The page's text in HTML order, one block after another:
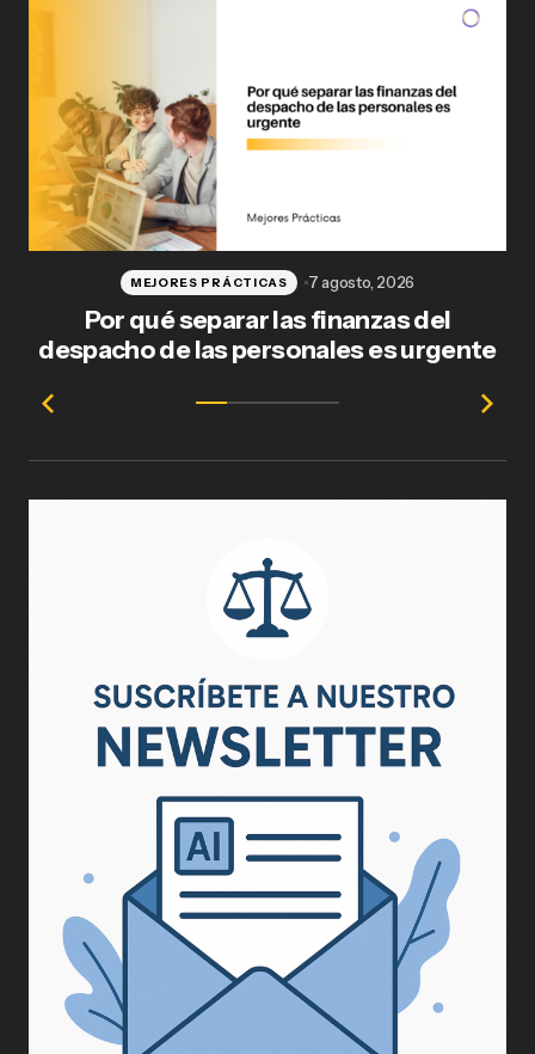
Por qué separar las finanzas del
despacho de las personales es urgente
MEJORES PRÁCTICAS 7 agosto, 2026